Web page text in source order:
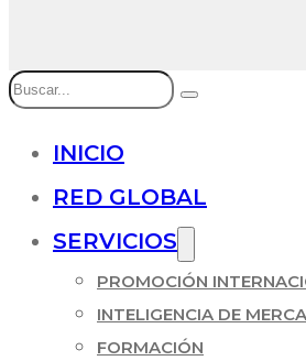
Buscar
INICIO
RED GLOBAL
SERVICIOS
PROMOCIÓN
INTELIGENCIA DE
FORMACIÓN